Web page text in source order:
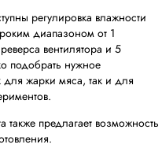
регулировка влажности
диапазоном от 1
вентилятора и 5
подобрать нужное
жарки мяса, так и для
также предлагает